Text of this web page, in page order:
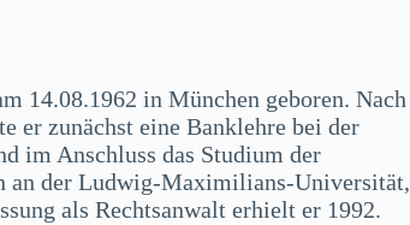
14.08.1962 in München geboren. Nach
er zunächst eine Banklehre bei der
im Anschluss das Studium der
an der Ludwig-Maximilians-Universität,
als Rechtsanwalt erhielt er 1992.